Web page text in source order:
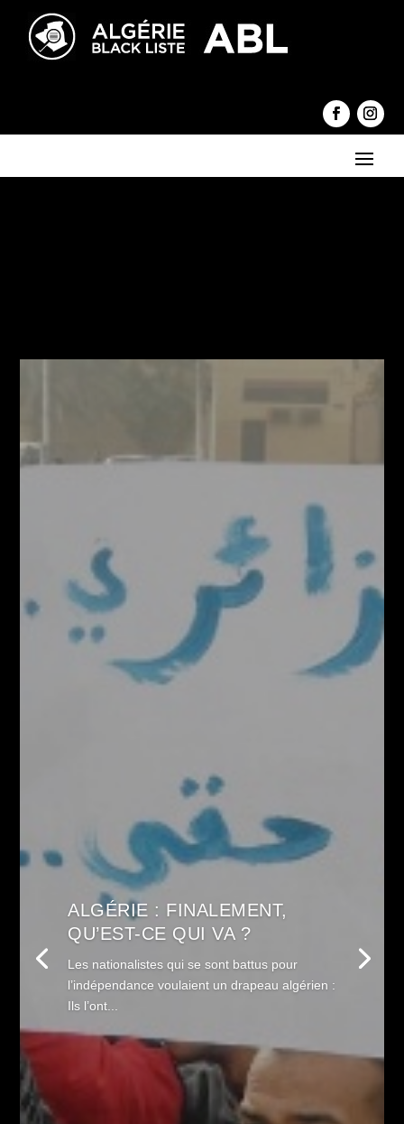
ALGÉRIE : FINALEMENT,
QU’EST-CE QUI VA ?
Les nationalistes qui se sont battus pour
l’indépendance voulaient un drapeau algérien :
Ils l’ont...